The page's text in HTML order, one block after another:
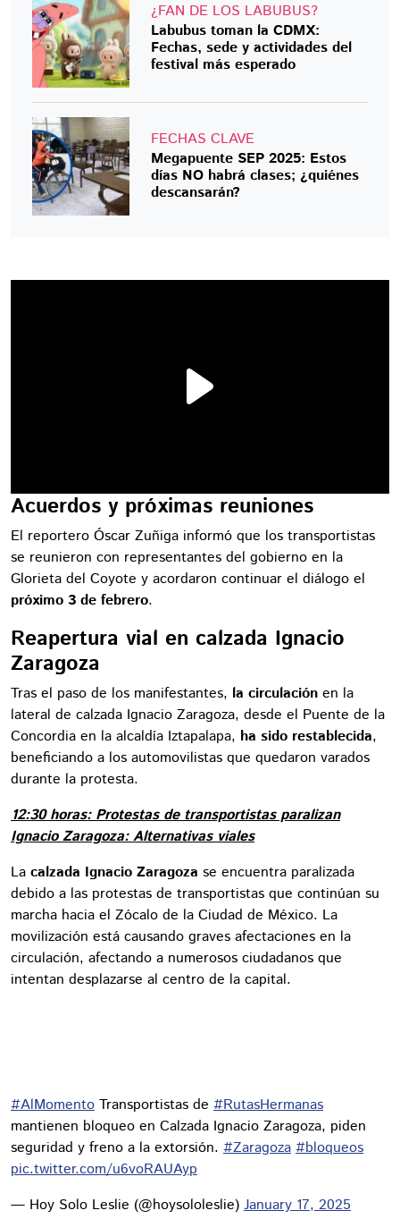
¿FAN DE LOS LABUBUS?
Labubus toman la CDMX:
Fechas, sede y actividades del
festival más esperado
FECHAS CLAVE
Megapuente SEP 2025: Estos
días NO habrá clases; ¿quiénes
descansarán?
Acuerdos y próximas reuniones
El reportero Óscar Zuñiga informó que los transportistas
se reunieron con representantes del gobierno en la
Glorieta del Coyote y acordaron continuar el diálogo el
próximo 3 de febrero.
Reapertura vial en calzada Ignacio
Zaragoza
Tras el paso de los manifestantes, la circulación en la
lateral de calzada Ignacio Zaragoza, desde el Puente de la
Concordia en la alcaldía Iztapalapa, ha sido restablecida,
beneficiando a los automovilistas que quedaron varados
durante la protesta.
12:30 horas: Protestas de transportistas paralizan
Ignacio Zaragoza: Alternativas viales
La calzada Ignacio Zaragoza se encuentra paralizada
debido a las protestas de transportistas que continúan su
marcha hacia el Zócalo de la Ciudad de México. La
movilización está causando graves afectaciones en la
circulación, afectando a numerosos ciudadanos que
intentan desplazarse al centro de la capital.
#AlMomento Transportistas de #RutasHermanas
mantienen bloqueo en Calzada Ignacio Zaragoza, piden
seguridad y freno a la extorsión. #Zaragoza #bloqueos
pic.twitter.com/u6voRAUAyp
— Hoy Solo Leslie (@hoysololeslie) January 17, 2025